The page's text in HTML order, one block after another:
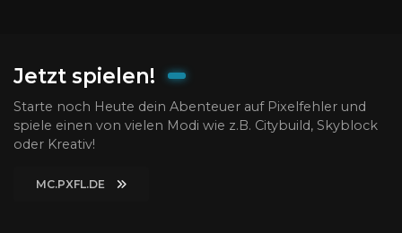
Jetzt spielen!
Starte noch Heute dein Abenteuer auf Pixelfehler und
spiele einen von vielen Modi wie z.B. Citybuild, Skyblock
oder Kreativ!
MC.PXFL.DE